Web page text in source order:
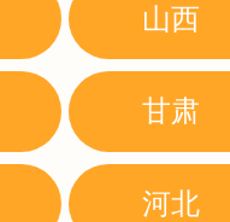
山西
甘肃
河北